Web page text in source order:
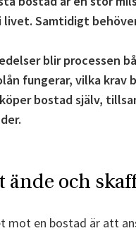
livet. Samtidigt
blir processen
fungerar, vilka krav
bostad själv,
ände och
mot en bostad är att